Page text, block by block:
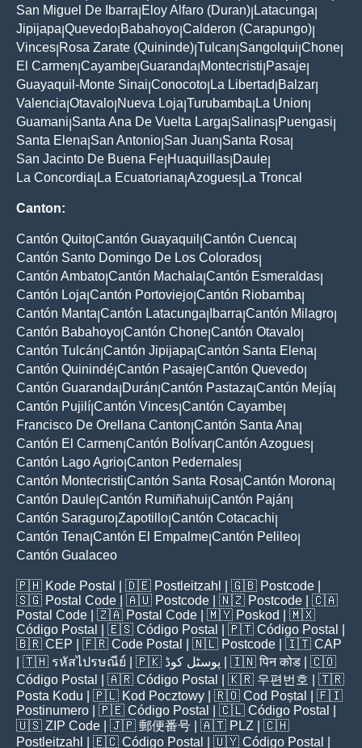
San Miguel De Ibarra Eloy Alfaro (Duran) Latacunga
Jipijapa Quevedo Babahoyo Calderon (Carapungo)
Vinces Rosa Zarate (Quininde) Tulcan Sangolqui Chone
El Carmen Cayambe Guaranda Montecristi Pasaje
Guayaquil-Monte Sinai Conocoto La Libertad Balzar
Valencia Otavalo Nueva Loja Turubamba La Union
Guamani Santa Ana De Vuelta Larga Salinas Puengasi
Santa Elena San Antonio San Juan Santa Rosa
San Jacinto De Buena Fe Huaquillas Daule
La Concordia La Ecuatoriana Azogues La Troncal
Canton:
Cantón Quito Cantón Guayaquil Cantón Cuenca
Cantón Santo Domingo De Los Colorados
Cantón Ambato Cantón Machala Cantón Esmeraldas
Cantón Loja Cantón Portoviejo Cantón Riobamba
Cantón Manta Cantón Latacunga Ibarra Cantón Milagro
Cantón Babahoyo Cantón Chone Cantón Otavalo
Cantón Tulcán Cantón Jipijapa Cantón Santa Elena
Cantón Quinindé Cantón Pasaje Cantón Quevedo
Cantón Guaranda Durán Cantón Pastaza Cantón Mejía
Cantón Pujilí Cantón Vinces Cantón Cayambe
Francisco De Orellana Canton Cantón Santa Ana
Cantón El Carmen Cantón Bolívar Cantón Azogues
Cantón Lago Agrio Canton Pedernales
Cantón Montecristi Cantón Santa Rosa Cantón Morona
Cantón Daule Cantón Rumiñahui Cantón Paján
Cantón Saraguro Zapotillo Cantón Cotacachi
Cantón Tena Cantón El Empalme Cantón Pelileo
Cantón Gualaceo
🇵🇭 Kode Postal | 🇩🇪 Postleitzahl | 🇬🇧 Postcode
🇸🇬 Postal Code | 🇦🇺 Postcode | 🇳🇿 Postcode | 🇨🇦
Postal Code | 🇿🇦 Postal Code | 🇲🇾 Poskod
| 🇲🇽
Código Postal
| 🇪🇸 Código Postal | 🇵🇹 Código Postal
🇧🇷 CEP | 🇫🇷 Code Postal | 🇳🇱 Postcode | 🇮🇹 CAP
| 🇹🇭 รหัสไปรษณีย์ | 🇵🇰 پوسٹل کوڈ | 🇮🇳पिन कोड | 🇨🇴
Código Postal
| 🇦🇷 Código Postal | 🇰🇷 우편번호
| 🇹🇷
Posta Kodu | 🇵🇱 Kod Pocztowy | 🇷🇴 Cod Poștal
| 🇫🇮
Postinumero | 🇵🇪 Código Postal | 🇨🇱 Código Postal
🇺🇸 ZIP Code | 🇯🇵 郵便番号 | 🇦🇹 PLZ | 🇨🇭
Postleitzahl
| 🇪🇨 Código Postal | 🇺🇾 Código Postal